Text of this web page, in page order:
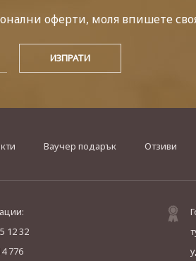
оферти, моля впишете
Ваучер подарък Отзиви
12 32
776